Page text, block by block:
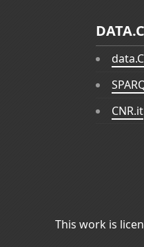
CNR.it
This work is